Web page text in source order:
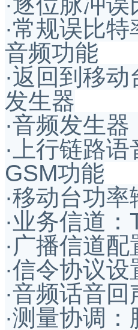
·常规误比特
音频功能
·返回到移
发生器
·音频发
·上行链路
GSM功能
·移动台功
·业务信道
·广播信道
·信令协议
·音频话音
·测量协调